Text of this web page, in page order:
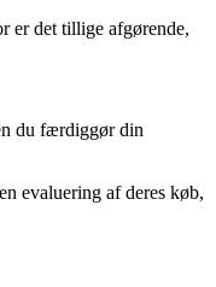
er det tillige afgørende,
du færdiggør din
evaluering af deres køb,